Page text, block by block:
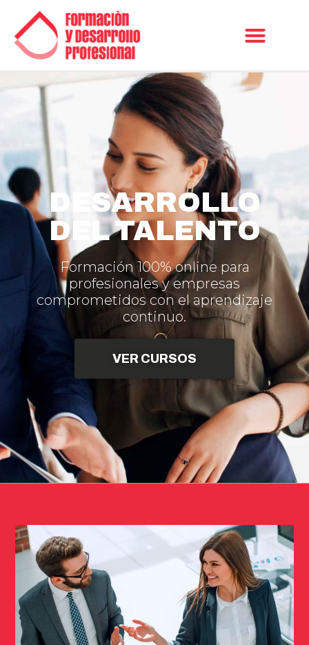
DESARROLLO
DEL TALENTO
Formación 100% online para
profesionales y empresas
comprometidos con el aprendizaje
continuo.
VER CURSOS